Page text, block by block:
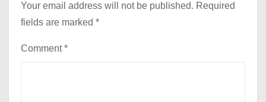
Your email address will not be published. Required
fields are marked *
Comment*